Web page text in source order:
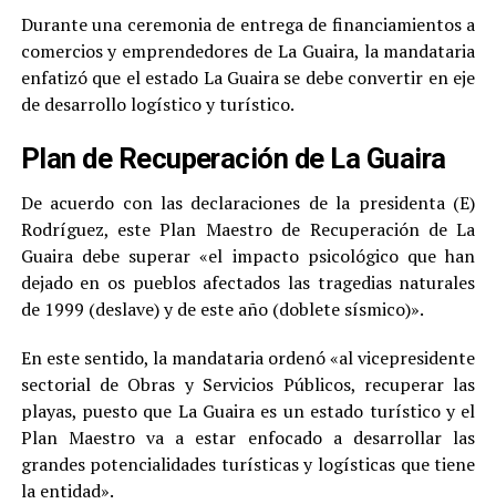
Durante una ceremonia de entrega de financiamientos a
comercios y emprendedores de La Guaira, la mandataria
enfatizó que el estado La Guaira se debe convertir en eje
de desarrollo logístico y turístico.
Plan de Recuperación de La Guaira
De acuerdo con las declaraciones de la presidenta (E)
Rodríguez, este Plan Maestro de Recuperación de La
Guaira debe superar «el impacto psicológico que han
dejado en os pueblos afectados las tragedias naturales
de 1999 (deslave) y de este año (doblete sísmico)».
En este sentido, la mandataria ordenó «al vicepresidente
sectorial de Obras y Servicios Públicos, recuperar las
playas, puesto que La Guaira es un estado turístico y el
Plan Maestro va a estar enfocado a desarrollar las
grandes potencialidades turísticas y logísticas que tiene
la entidad».